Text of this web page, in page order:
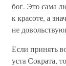
бог. Это сама
к красоте, а
не
Если принять
уста Сократа,